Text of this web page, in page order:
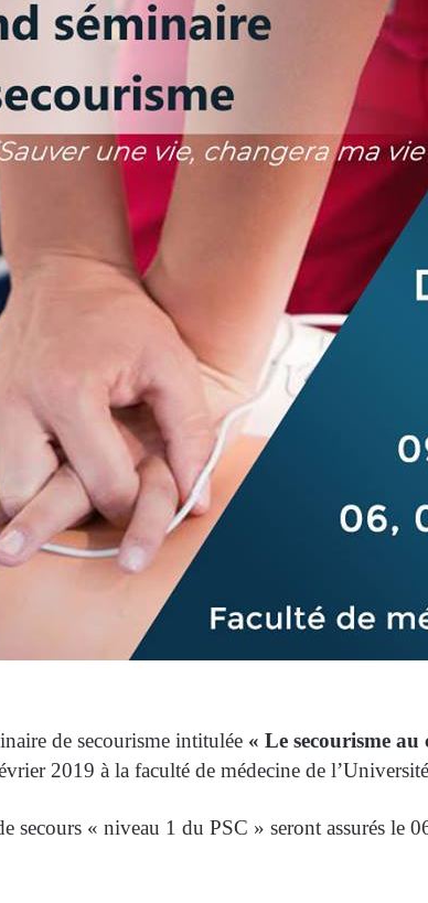
de secourisme intitulée « Le secourisme
2019 à la faculté de médecine de
secours « niveau 1 du PSC » seront assurés le